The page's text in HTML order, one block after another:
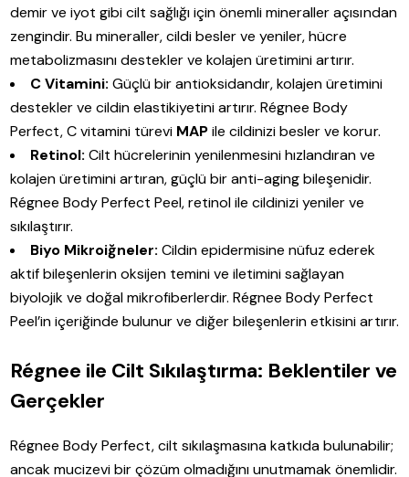
demir ve iyot gibi cilt sağlığı için önemli mineraller açısından
zengindir. Bu mineraller, cildi besler ve yeniler, hücre
metabolizmasını destekler ve kolajen üretimini artırır.
C Vitamini: Güçlü bir antioksidandır, kolajen üretimini
destekler ve cildin elastikiyetini artırır. Régnee Body
Perfect, C vitamini türevi MAPile cildinizi besler ve korur.
Retinol: Cilt hücrelerinin yenilenmesini hızlandıran ve
kolajen üretimini artıran, güçlü bir anti-aging bileşenidir.
Régnee Body Perfect Peel, retinol ile cildinizi yeniler ve
sıkılaştırır.
Biyo Mikroiğneler: Cildin epidermisine nüfuz ederek
aktif bileşenlerin oksijen temini ve iletimini sağlayan
biyolojik ve doğal mikrofiberlerdir. Régnee Body Perfect
Peel’in içeriğinde bulunur ve diğer bileşenlerin etkisini artırır.
Régnee ile Cilt Sıkılaştırma: Beklentiler ve
Gerçekler
Régnee Body Perfect, cilt sıkılaşmasına katkıda bulunabilir;
ancak mucizevi bir çözüm olmadığını unutmamak önemlidir.